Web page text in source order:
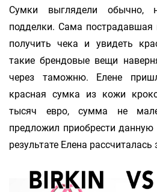
Сумки выглядели обычно,
подделки. Сама пострадавшая
получить чека и увидеть
такие брендовые вещи
через таможню. Елене
красная сумка из кожи
тысяч евро, сумма не
предложил приобрести данную
результате Елена рассчиталась